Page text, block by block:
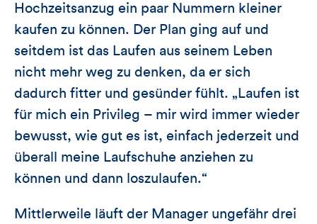
Hochzeitsanzug ein paar Nummern kleiner
kaufen zu können. Der Plan ging auf und
seitdem ist das Laufen aus seinem Leben
nicht mehr weg zu denken, da er sich
dadurch fitter und gesünder fühlt. „Laufen ist
für mich ein Privileg – mir wird immer wieder
bewusst, wie gut es ist, einfach jederzeit und
überall meine Laufschuhe anziehen zu
können und dann loszulaufen.“
Mittlerweile läuft der Manager ungefähr drei